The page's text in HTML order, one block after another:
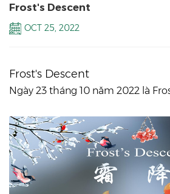
Frost's Descent
OCT 25, 2022
Frost's Descent
Ngày 23 tháng 10 năm 2022 là